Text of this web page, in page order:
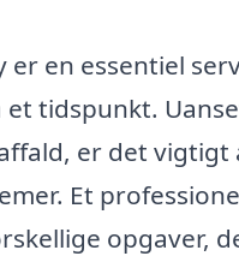
er en essentiel
tidspunkt.
er det
Et
opgaver,